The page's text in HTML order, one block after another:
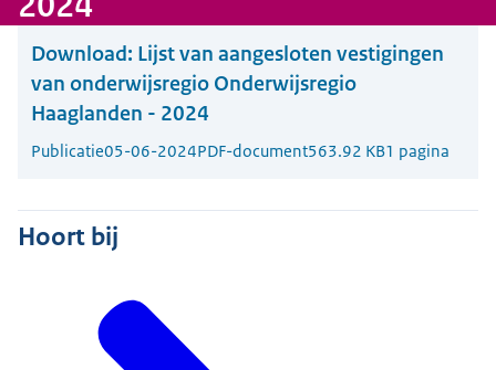
Download: Lijst van aangesloten vestigingen
van onderwijsregio Onderwijsregio
Haaglanden - 2024
Publicatie05-06-2024PDF-document563.92 KB1 pagina
Hoort bij